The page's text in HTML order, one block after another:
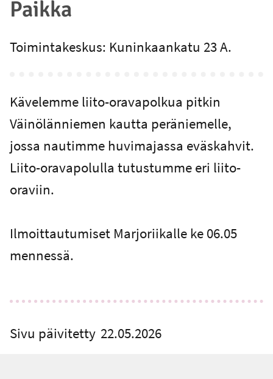
Paikka
Toimintakeskus: Kuninkaankatu 23 A.
Kävelemme liito-oravapolkua pitkin
Väinölänniemen kautta peräniemelle,
jossa nautimme huvimajassa eväskahvit.
Liito-oravapolulla tutustumme eri liito-
oraviin.
Ilmoittautumiset Marjoriikalle ke 06.05
mennessä.
Sivu päivitetty 22.05.2026